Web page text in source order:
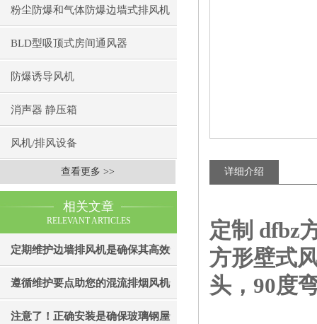
粉尘防爆和气体防爆边墙式排风机
BLD型吸顶式房间通风器
防爆诱导风机
消声器 静压箱
风机/排风设备
查看更多 >>
相关文章
RELEVANT ARTICLES
定期维护边墙排风机是确保其高效
通风效果的关键
遵循维护要点助您的混流排烟风机
成为真正“风中卫士”
注意了！正确安装是确保玻璃钢屋
详细介绍
定制 dfbz
方形壁式
头，90度